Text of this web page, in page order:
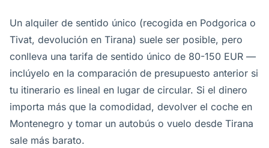
Un alquiler de sentido único (recogida en Podgorica o
Tivat, devolución en Tirana) suele ser posible, pero
conlleva una tarifa de sentido único de 80-150 EUR —
inclúyelo en la comparación de presupuesto anterior si
tu itinerario es lineal en lugar de circular. Si el dinero
importa más que la comodidad, devolver el coche en
Montenegro y tomar un autobús o vuelo desde Tirana
sale más barato.